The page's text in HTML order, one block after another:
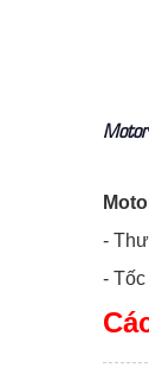
-
-